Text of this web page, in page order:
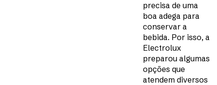
precisa de uma
boa adega para
conservar a
bebida. Por isso, a
Electrolux
preparou algumas
opções que
atendem diversos